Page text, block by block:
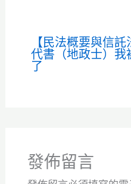
【民法概要與信
代書（地政士）我
了
發佈留言